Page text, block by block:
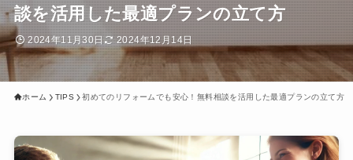
談を活用した最適プランの立て方
2024年11月30日 2024年12月14日
ホーム TIPS 初めてのリフォームでも安心！無料相談を活用した最適プランの立て方